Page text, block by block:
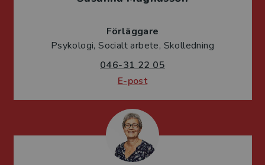
Förläggare
Psykologi, Socialt arbete, Skolledning
046-31 22 05
E-post